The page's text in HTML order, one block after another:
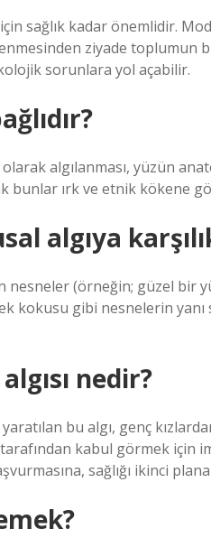
sağlık kadar önemlidir.
ziyade toplumun
sorunlara yol açabilir.
algılanması, yüzün
bunlar ırk ve etnik kökene
algıya
nesneler (örneğin; güzel bir
kokusu gibi nesnelerin
nedir?
bu algı, genç
kabul görmek için
sağlığı ikinci plana